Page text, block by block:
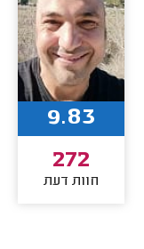
9.83
272
חוות דעת